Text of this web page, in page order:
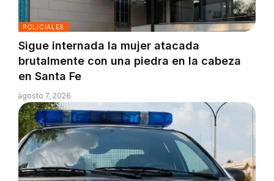
POLICIALES
Sigue internada la mujer atacada
brutalmente con una piedra en la cabeza
en Santa Fe
agosto 7, 2026